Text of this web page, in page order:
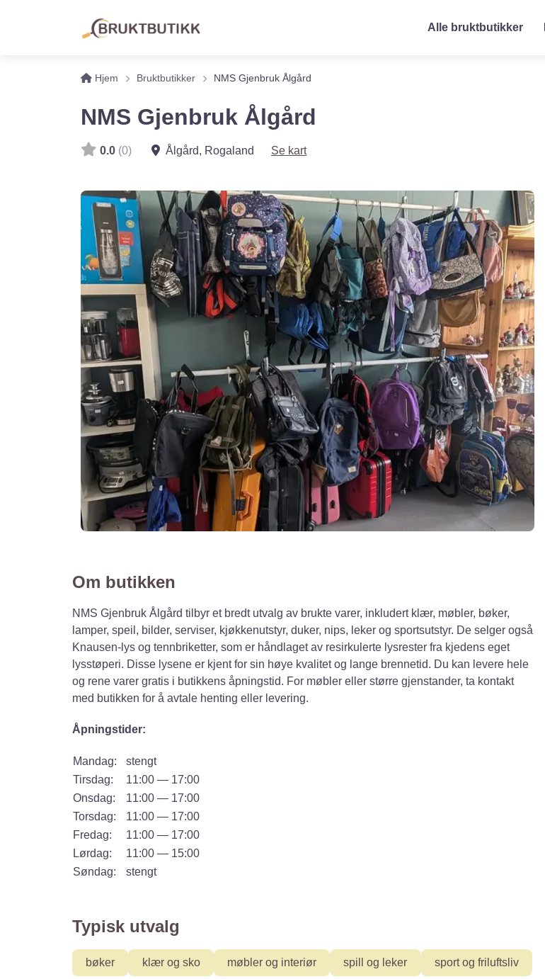
Alle bruktbutikker
Hjem Bruktbutikker NMS Gjenbruk Ålgård
NMS Gjenbruk Ålgård
0.0 (0) Ålgård, Rogaland Se kart
Om butikken
NMS Gjenbruk Ålgård tilbyr et bredt utvalg av brukte varer, inkludert klær, møbler, bøker,
lamper, speil, bilder, serviser, kjøkkenutstyr, duker, nips, leker og sportsutstyr. De selger også
Knausen-lys og tennbriketter, som er håndlaget av resirkulerte lysrester fra kjedens eget
lysstøperi. Disse lysene er kjent for sin høye kvalitet og lange brennetid. Du kan levere hele
og rene varer gratis i butikkens åpningstid. For møbler eller større gjenstander, ta kontakt
med butikken for å avtale henting eller levering.
Åpningstider:
Mandag:
stengt
Tirsdag:
11:00 — 17:00
Onsdag:
11:00 — 17:00
Torsdag:
11:00 — 17:00
Fredag:
11:00 — 17:00
Lørdag:
11:00 — 15:00
Søndag:
stengt
Typisk utvalg
bøker klær og sko møbler og interiør spill og leker sport og friluftsliv